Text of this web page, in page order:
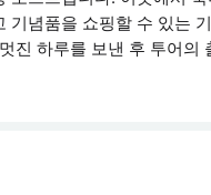
기념품을 쇼핑할 수 있는
진 하루를 보낸 후 투어의